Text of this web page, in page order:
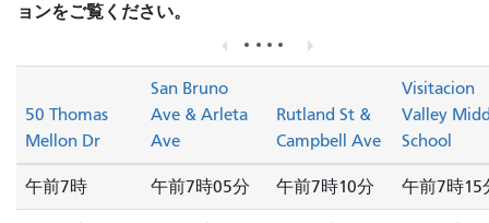
ョンをご覧ください。
50 Thomas
Mellon Dr
San Bruno
Ave & Arleta
Ave
Rutland St &
Campbell Ave
Visitacion
Valley
School
午前7時 午前7時05分 午前7時10分 午前7時15